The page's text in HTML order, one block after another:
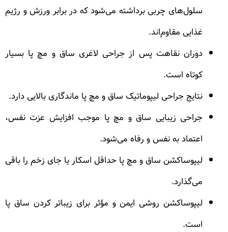
سلول‌های چربی برداشته می‌شود که در برابر ورزش و رژیم
غذایی مقاوم‌اند.
دوران نقاهت پس از جراحی لاغری ساق و مچ پا بسیار
کوتاه است.
نتایج جراحی لیپوماتیک ساق و مچ پا ماندگاری بالایی دارد.
جراحی زیبایی ساق و مچ پا موجب افزایش عزت نفس،
اعتماد به نفس و رفاه می‌شود.
لیپوساکشن ساق و مچ پا حداقل اسکار یا جای زخم را باقی
می‌گذارد.
لیپوساکشن روشی ایمن و مؤثر برای زیباتر کردن ساق پا
است.